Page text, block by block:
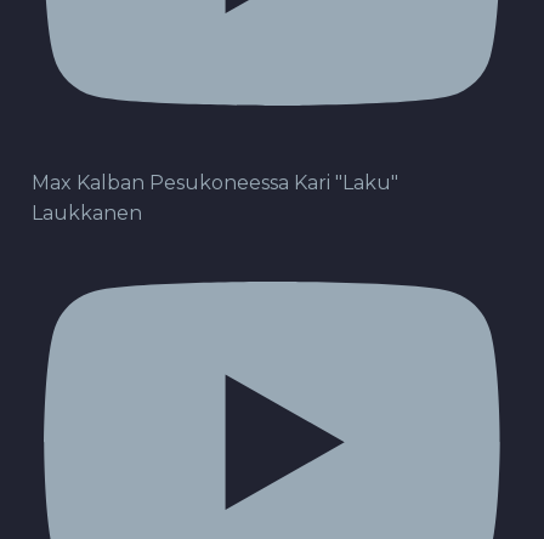
Max Kalban Pesukoneessa Kari "Laku"
Laukkanen